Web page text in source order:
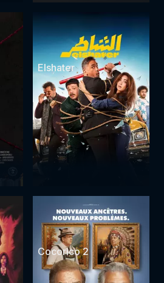
Elshater
Cocorico 2